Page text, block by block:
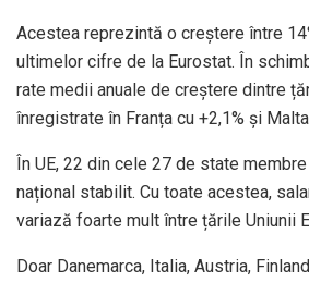
Acestea reprezintă o creștere între
ultimelor cifre de la Eurostat. În
rate medii anuale de creștere dintre
înregistrate în Franța cu +2,1% și
În UE, 22 din cele 27 de state
național stabilit. Cu toate acestea,
variază foarte mult între țările Uniunii
Doar Danemarca, Italia, Austria,